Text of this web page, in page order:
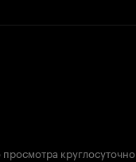
круглосуточно